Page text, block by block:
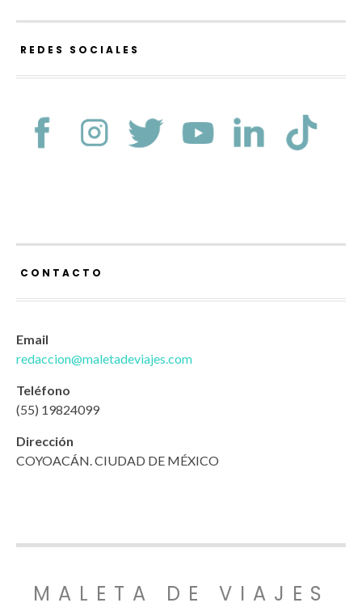
REDES SOCIALES
CONTACTO
Email
redaccion@maletadeviajes.com
Teléfono
(55) 19824099
Dirección
COYOACÁN. CIUDAD DE MÉXICO
MALETA DE VIAJES